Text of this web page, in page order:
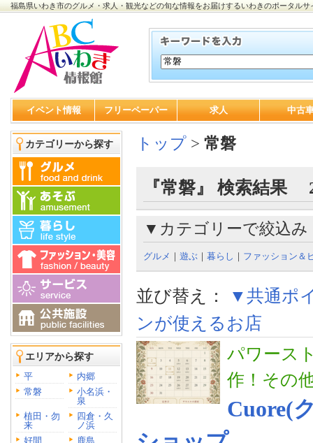
福島県いわき市のグルメ・求人・観光などの旬な情報をお届けするいわきのポータルサ
イベント情報 フリーペーパー 求人 中古
カテゴリーから探す
エリアから探す
平
内郷
常磐
小名浜・
泉
植田・勿
来
四倉・久
ノ浜
好間
鹿島
トップ > 常磐
『常磐』 検索結果
▼カテゴリーで絞込み
グルメ ｜ 遊ぶ ｜ 暮らし ｜ ファッション＆
並び替え：
▼共通ポ
ンが使えるお店
パワース
作！その
Cuore(